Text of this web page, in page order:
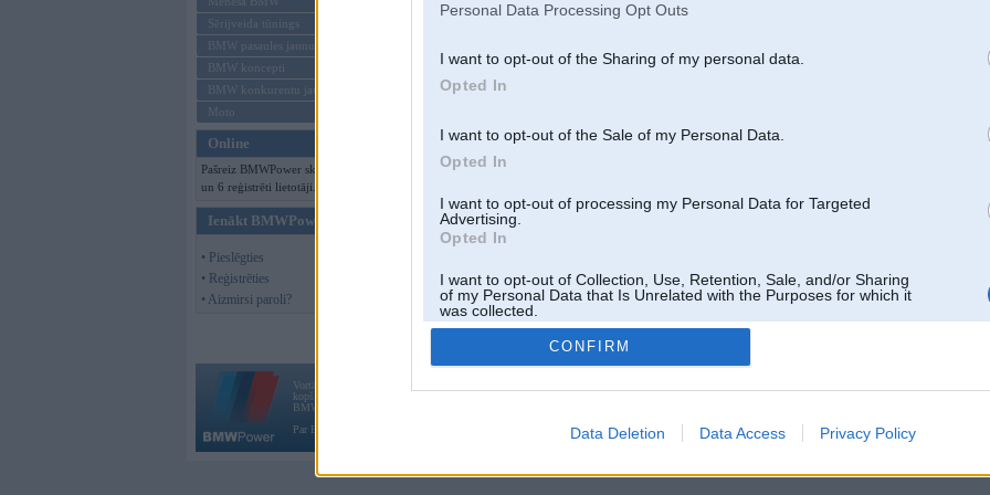
Personal Data Processing Opt Outs
I want to opt-out of the Sharing of my personal data.
Opted In
I want to opt-out of the Sale of my Personal Data.
Opted In
I want to opt-out of processing my Personal Data for Targeted
Advertising.
Opted In
I want to opt-out of Collection, Use, Retention, Sale, and/or Sharing
of my Personal Data that Is Unrelated with the Purposes for which it
was collected.
Opted Out
CONFIRM
Data Deletion Data Access Privacy Policy
Sērijveida tūnings
BMW pasaules jaunumi
BMW koncepti
BMW konkurentu jaunumi
Moto
Online
Pašreiz BMWPower skatās 82 viesi
un 6 reģistrēti lietotāji.
Ienākt BMWPower
• Pieslēgties
• Reģistrēties
• Aizmirsi paroli?
Vortāls BMWPower.lv darbojas
kopš 2002. gada 14. maija. Tas nav auto klubs un nav saistīts ar
BMW AG.
Par BMWPower